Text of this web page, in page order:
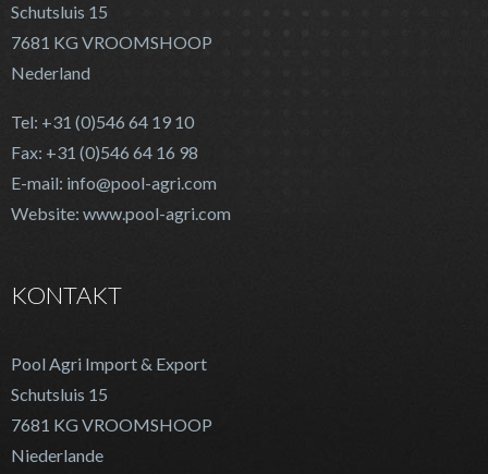
Schutsluis 15
7681 KG VROOMSHOOP
Nederland
Tel: +31 (0)546 64 19 10
Fax: +31 (0)546 64 16 98
E-mail: info@pool-agri.com
Website: www.pool-agri.com
KONTAKT
Pool Agri Import & Export
Schutsluis 15
7681 KG VROOMSHOOP
Niederlande